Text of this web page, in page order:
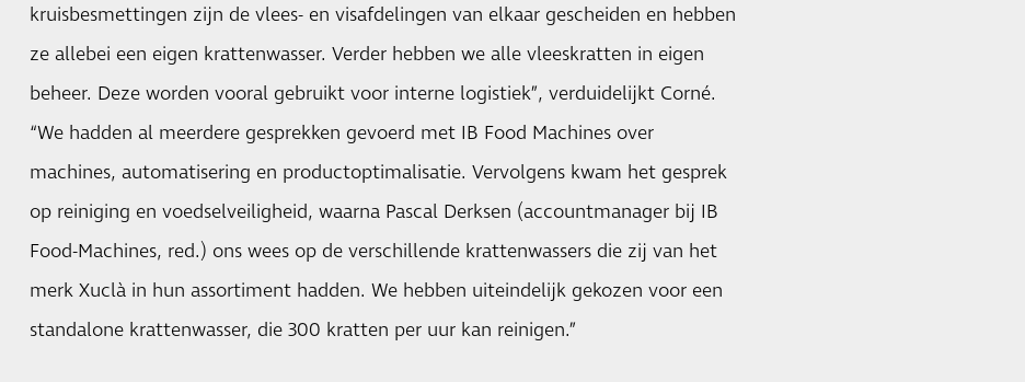
kruisbesmettingen zijn de vlees- en visafdelingen van elkaar gescheiden en hebben
ze allebei een eigen krattenwasser. Verder hebben we alle vleeskratten in eigen
beheer. Deze worden vooral gebruikt voor interne logistiek”, verduidelijkt Corné.
“We hadden al meerdere gesprekken gevoerd met IB Food Machines over
machines, automatisering en productoptimalisatie. Vervolgens kwam het gesprek
op reiniging en voedselveiligheid, waarna Pascal Derksen (accountmanager bij IB
Food-Machines, red.) ons wees op de verschillende krattenwassers die zij van het
merk Xuclà in hun assortiment hadden. We hebben uiteindelijk gekozen voor een
standalone krattenwasser, die 300 kratten per uur kan reinigen.”